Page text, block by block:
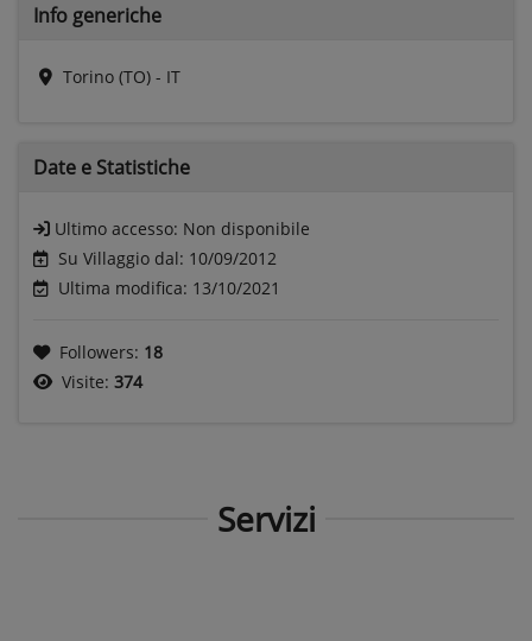
Info generiche
Torino (TO) - IT
Date e Statistiche
Ultimo accesso: Non disponibile
Su Villaggio dal: 10/09/2012
Ultima modifica: 13/10/2021
Followers: 18
Visite: 374
Servizi